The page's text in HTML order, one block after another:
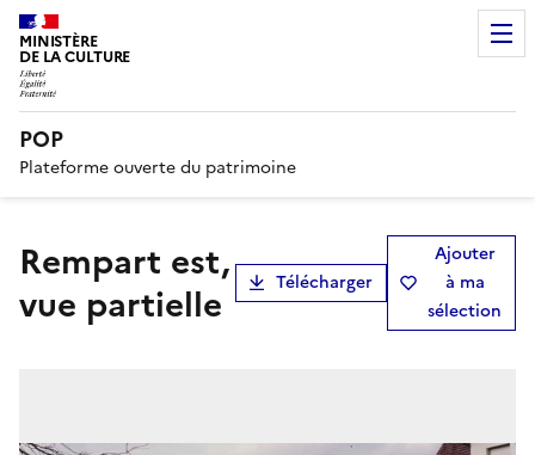
MINISTÈRE
DE LA CULTURE
POP
Plateforme ouverte du patrimoine
Rempart est,
vue partielle
Télécharger
Ajouter
à ma
sélection